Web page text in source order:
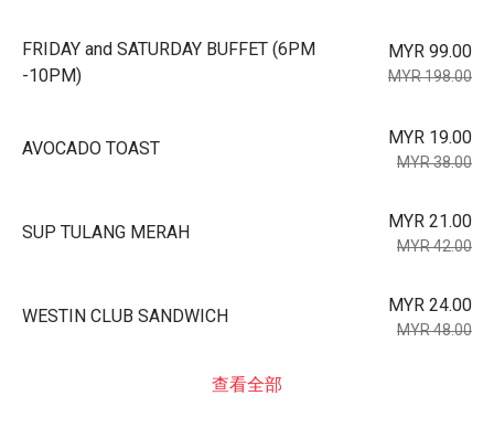
FRIDAY and SATURDAY BUFFET (6PM
-10PM)
MYR 99.00
MYR 198.00
AVOCADO TOAST
MYR 19.00
MYR 38.00
SUP TULANG MERAH
MYR 21.00
MYR 42.00
WESTIN CLUB SANDWICH
MYR 24.00
MYR 48.00
查看全部